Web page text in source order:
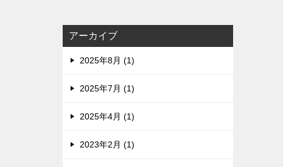
アーカイブ
2025年8月 (1)
2025年7月 (1)
2025年4月 (1)
2023年2月 (1)